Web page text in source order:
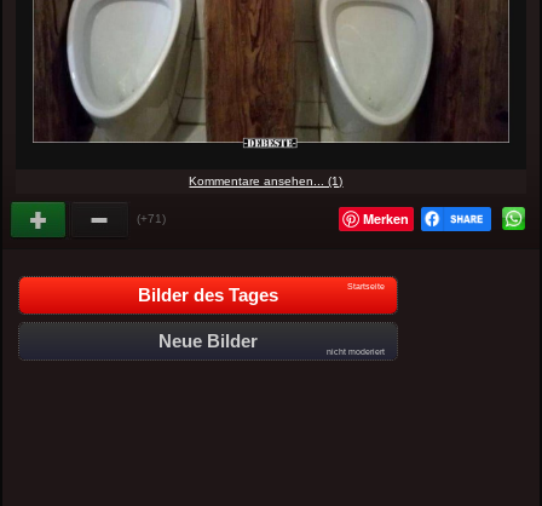
Kommentare ansehen... (1)
(+71) Merken
Bilder des Tages Startseite
Neue Bilder
nicht moderiert